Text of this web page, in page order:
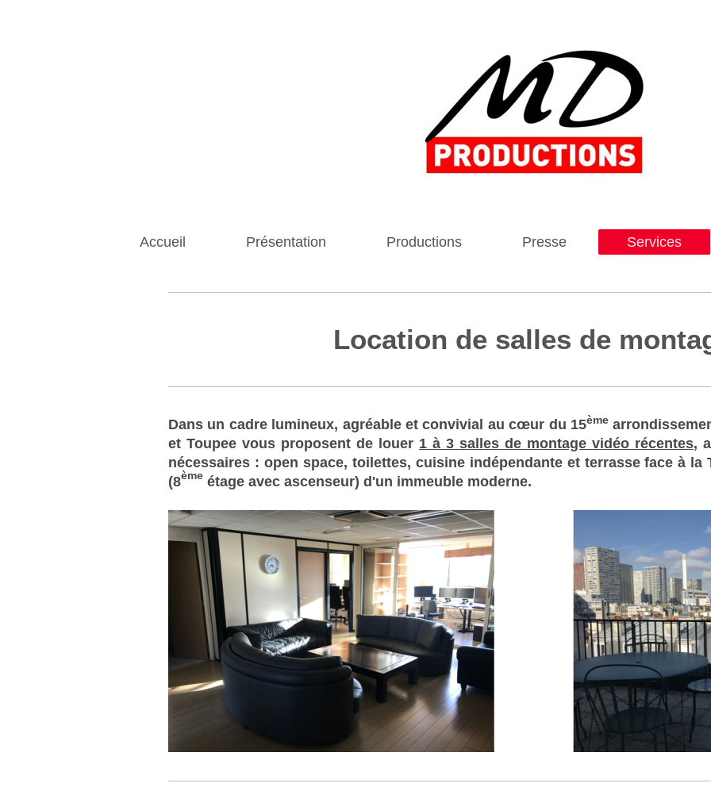
Accueil Présentation Productions Presse Services
Location de salles de
Dans un cadre lumineux, agréable et convivial au cœur du 15ème
et Toupee vous proposent de louer 1 à 3 salles de montage vidéo récentes,
nécessaires : open space, toilettes, cuisine indépendante et terrasse face à la
(8ème étage avec ascenseur) d'un immeuble moderne.